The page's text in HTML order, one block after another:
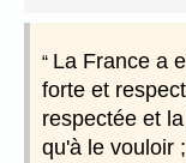
La France a
forte et
respectée et
qu'à le vouloir